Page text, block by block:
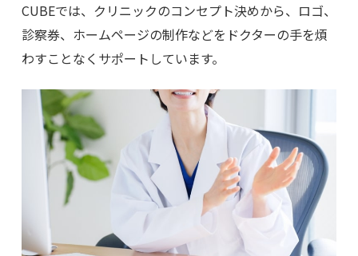
CUBEでは、クリニックのコンセプト決めから、ロゴ、
診察券、ホームページの制作などをドクターの手を煩
わすことなくサポートしています。